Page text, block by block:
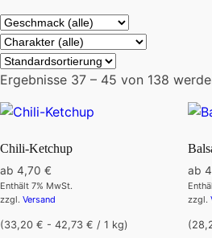
Ergebnisse 37 – 45 von 138
Chili-Ketchup
ab 4,70 €
Enthält 7% MwSt.
zzgl. Versand
(33,20 € - 42,73 € / 1 kg)
ab
zzgl.